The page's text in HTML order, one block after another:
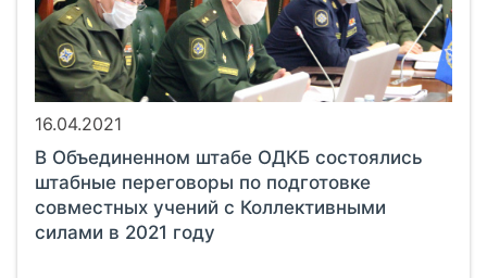
16.04.2021
В Объединенном штабе ОДКБ состоялись
штабные переговоры по подготовке
совместных учений с Коллективными
силами в 2021 году